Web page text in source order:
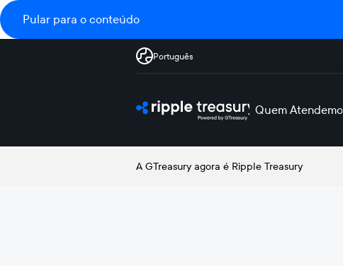
Pular para o conteúdo
Português
Quem Atendemos
A GTreasury agora é Ripple Treasury